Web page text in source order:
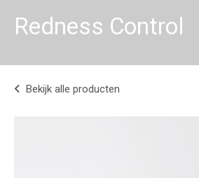
Redness Control
Bekijk alle producten